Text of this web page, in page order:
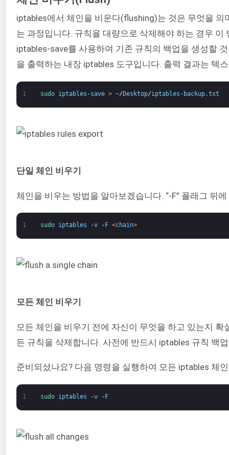
iptables에서 체인을 비운다(flushing)는 것은 무엇을
는 과정입니다. 규칙을 대량으로 삭제해야 하는 경우
iptables-save를 사용하여 기존 규칙의 백업을 생성할
을 출력하는 내장 iptables 도구입니다. 출력 결과는 텍
1 sudo iptables -save > ~/Desktop/iptables - backup.txt
단일 체인 비우기
체인을 비우는 방법을 알아보겠습니다. “-F” 플래그 뒤
1 sudo iptables -v - F <chain>
모든 체인 비우기
모든 체인을 비우기 전에 자신이 무엇을 하고 있는지
든 규칙을 삭제합니다. 사전에 반드시 iptables 규칙 백
준비되셨나요? 다음 명령을 실행하여 모든 iptables 체
1 sudo iptables -v -F